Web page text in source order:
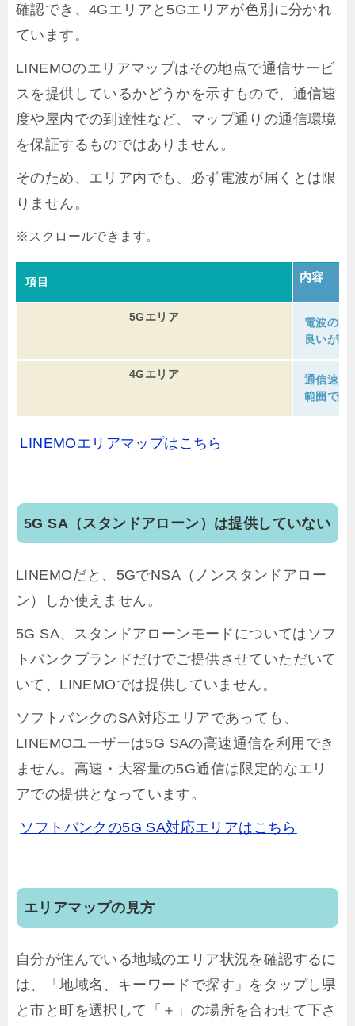
確認でき、4Gエリアと5Gエリアが色別に分かれ
ています。
LINEMOのエリアマップはその地点で通信サービ
スを提供しているかどうかを示すもので、通信速
度や屋内での到達性など、マップ通りの通信環境
を保証するものではありません。
そのため、エリア内でも、必ず電波が届くとは限
りません。
項目 内容
5Gエリア
電波の範
良いが障
4Gエリア
通信速度
範囲で障
LINEMOエリアマップはこちら
5G SA（スタンドアローン）は提供していない
LINEMOだと、5GでNSA（ノンスタンドアロー
ン）しか使えません。
5G SA、スタンドアローンモードについてはソフ
トバンクブランドだけでご提供させていただいて
いて、LINEMOでは提供していません。
ソフトバンクのSA対応エリアであっても、
LINEMOユーザーは5G SAの高速通信を利用でき
ません。高速・大容量の5G通信は限定的なエリ
アでの提供となっています。
ソフトバンクの5G SA対応エリアはこちら
エリアマップの見方
自分が住んでいる地域のエリア状況を確認するに
は、「地域名、キーワードで探す」をタップし県
と市と町を選択して「＋」の場所を合わせて下さ